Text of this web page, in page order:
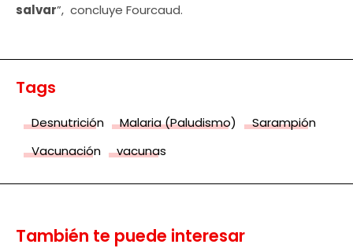
salvar”, concluye Fourcaud.
Tags
Desnutrición Malaria (Paludismo)
Sarampión
Vacunación
vacunas
También te puede interesar